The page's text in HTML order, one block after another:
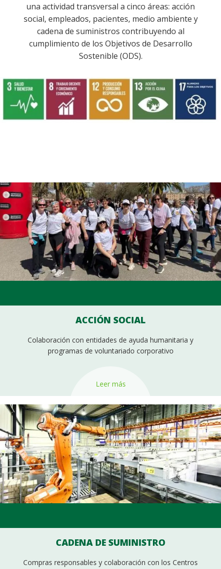
una actividad transversal a cinco áreas: acción
social, empleados, pacientes, medio ambiente y
cadena de suministros contribuyendo al
cumplimiento de los Objetivos de Desarrollo
Sostenible (ODS).
ACCIÓN SOCIAL
Colaboración con entidades de ayuda humanitaria y
programas de voluntariado corporativo
Leer más
CADENA DE SUMINISTRO
Compras responsables y colaboración con los Centros